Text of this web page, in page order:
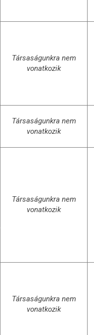
Társaságunkra nem
vonatkozik
Társaságunkra nem
vonatkozik
Társaságunkra nem
vonatkozik
Társaságunkra nem
vonatkozik